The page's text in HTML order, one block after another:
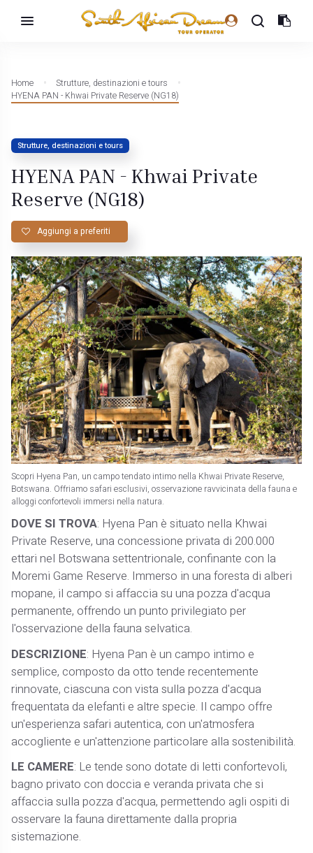
Home
Strutture, destinazioni e tours
HYENA PAN - Khwai Private Reserve (NG18)
Strutture, destinazioni e tours
HYENA PAN - Khwai Private
Reserve (NG18)
Aggiungi a preferiti
Scopri Hyena Pan, un campo tendato intimo nella Khwai Private Reserve,
Botswana. Offriamo safari esclusivi, osservazione ravvicinata della fauna e
alloggi confortevoli immersi nella natura.
DOVE SI TROVA: Hyena Pan è situato nella Khwai
Private Reserve, una concessione privata di 200.000
ettari nel Botswana settentrionale, confinante con la
Moremi Game Reserve. Immerso in una foresta di alberi
mopane, il campo si affaccia su una pozza d'acqua
permanente, offrendo un punto privilegiato per
l'osservazione della fauna selvatica.
DESCRIZIONE: Hyena Pan è un campo intimo e
semplice, composto da otto tende recentemente
rinnovate, ciascuna con vista sulla pozza d'acqua
frequentata da elefanti e altre specie. Il campo offre
un'esperienza safari autentica, con un'atmosfera
accogliente e un'attenzione particolare alla sostenibilità.
LE CAMERE: Le tende sono dotate di letti confortevoli,
bagno privato con doccia e veranda privata che si
affaccia sulla pozza d'acqua, permettendo agli ospiti di
osservare la fauna direttamente dalla propria
sistemazione.